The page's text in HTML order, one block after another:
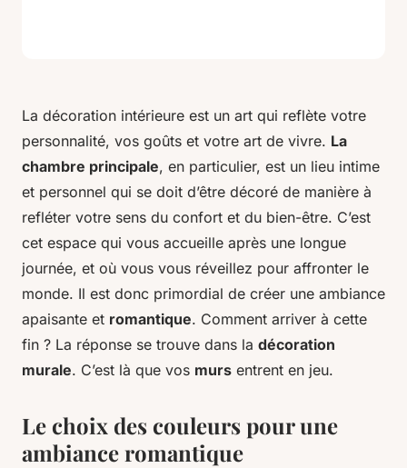
La décoration intérieure est un art qui reflète votre
personnalité, vos goûts et votre art de vivre. La
chambre principale, en particulier, est un lieu intime
et personnel qui se doit d’être décoré de manière à
refléter votre sens du confort et du bien-être. C’est
cet espace qui vous accueille après une longue
journée, et où vous vous réveillez pour affronter le
monde. Il est donc primordial de créer une ambiance
apaisante et romantique. Comment arriver à cette
fin ? La réponse se trouve dans la décoration
murale. C’est là que vos murs entrent en jeu.
Le choix des couleurs pour une
ambiance romantique